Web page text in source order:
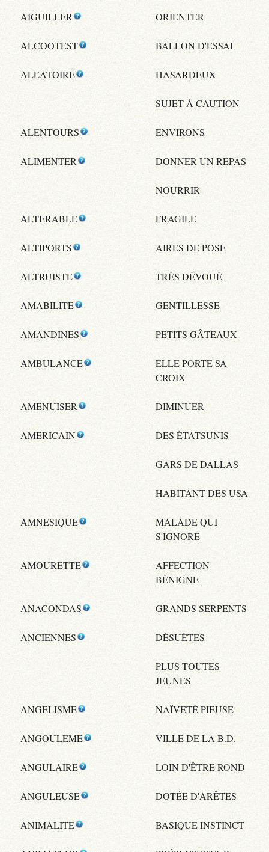
AIGUILLER ORIENTER
ALCOOTEST BALLON D'ESSAI
ALEATOIRE HASARDEUX
SUJET À CAUTION
ALENTOURS ENVIRONS
ALIMENTER DONNER UN REPAS
NOURRIR
ALTERABLE FRAGILE
ALTIPORTS AIRES DE POSE
ALTRUISTE TRÈS DÉVOUÉ
AMABILITE GENTILLESSE
AMANDINES PETITS GÂTEAUX
AMBULANCE
ELLE PORTE SA
CROIX
AMENUISER DIMINUER
AMERICAIN DES ÉTATSUNIS
GARS DE DALLAS
HABITANT DES USA
AMNESIQUE
MALADE QUI
S'IGNORE
AMOURETTE
AFFECTION
BÉNIGNE
ANACONDAS GRANDS SERPENTS
ANCIENNES DÉSUÈTES
PLUS TOUTES
JEUNES
ANGELISME NAÏVETÉ PIEUSE
ANGOULEME VILLE DE LA B.D.
ANGULAIRE LOIN D'ÊTRE ROND
ANGULEUSE DOTÉE D'ARÊTES
ANIMALITE BASIQUE INSTINCT